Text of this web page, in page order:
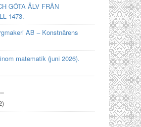
GÖTA ÄLV FRÅN
1473.
AB – Konstnärens
matematik (juni 2026).